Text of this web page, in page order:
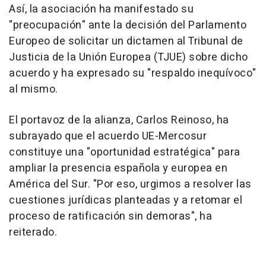
Así, la asociación ha manifestado su
"preocupación" ante la decisión del Parlamento
Europeo de solicitar un dictamen al Tribunal de
Justicia de la Unión Europea (TJUE) sobre dicho
acuerdo y ha expresado su "respaldo inequívoco"
al mismo.
El portavoz de la alianza, Carlos Reinoso, ha
subrayado que el acuerdo UE-Mercosur
constituye una "oportunidad estratégica" para
ampliar la presencia española y europea en
América del Sur. "Por eso, urgimos a resolver las
cuestiones jurídicas planteadas y a retomar el
proceso de ratificación sin demoras", ha
reiterado.